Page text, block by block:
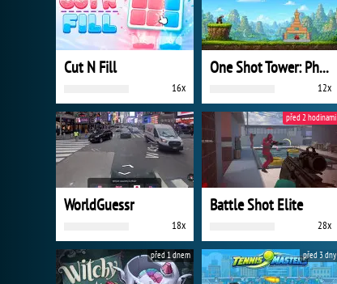
Cut N Fill
16x
One Shot Tower: Physics Destroyer
12x
WorldGuessr
18x
Battle Shot Elite
28x
před 2 hodinami
před 1 dnem před 3 dny